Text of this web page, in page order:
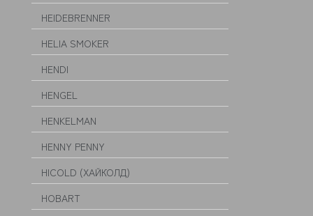
HEIDEBRENNER
HELIA SMOKER
HENDI
HENGEL
HENKELMAN
HENNY PENNY
HICOLD (ХАЙКОЛД)
HOBART